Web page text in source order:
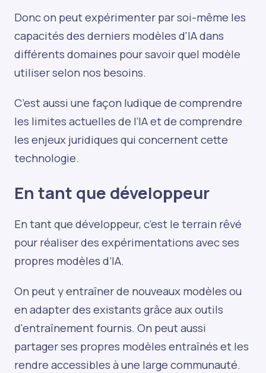
Donc on peut expérimenter par soi-même les
capacités des derniers modèles d'IA dans
différents domaines pour savoir quel modèle
utiliser selon nos besoins.
C’est aussi une façon ludique de comprendre
les limites actuelles de l’IA et de comprendre
les enjeux juridiques qui concernent cette
technologie.
En tant que développeur
En tant que développeur, c’est le terrain rêvé
pour réaliser des expérimentations avec ses
propres modèles d’IA.
On peut y entraîner de nouveaux modèles ou
en adapter des existants grâce aux outils
d'entraînement fournis. On peut aussi
partager ses propres modèles entraînés et les
rendre accessibles à une large communauté.